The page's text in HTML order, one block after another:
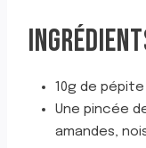
10g de
Une pincée
amandes,